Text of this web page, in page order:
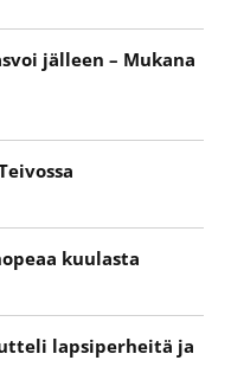
jälleen – Mukana
kuulasta
lapsiperheitä ja